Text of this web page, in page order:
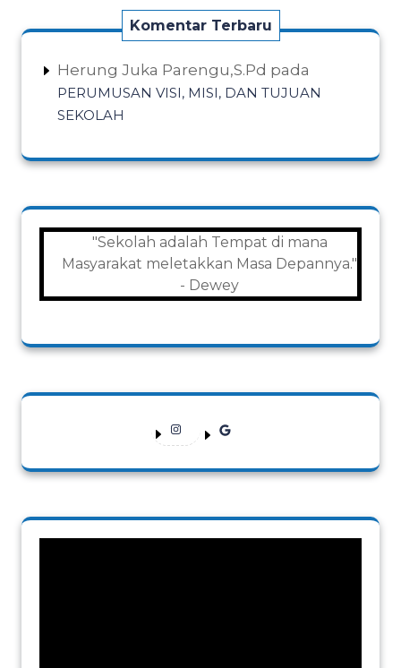
Komentar Terbaru
Herung Juka Parengu,S.Pd pada
PERUMUSAN VISI, MISI, DAN TUJUAN
SEKOLAH
"Sekolah adalah Tempat di mana
Masyarakat meletakkan Masa Depannya."
- Dewey
InstagramGoogle